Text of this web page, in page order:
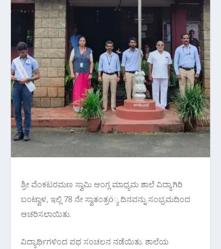
ಶ್ರೀ ವೆಂಕಟರಮಣ ಸ್ವಾಮಿ ಆಂಗ್ಲ ಮಾಧ್ಯಮ ಶಾಲೆ ವಿದ್ಯಾಗಿರಿ
ಬಂಟ್ವಾಳ, ಇಲ್ಲಿ 78 ನೇ ಸ್ವಾತಂತ್ರö್ಯ ದಿನವನ್ನು ಸಂಭ್ರಮದಿಂದ
ಆಚರಿಸಲಾಯಿತು.
ವಿದ್ಯಾರ್ಥಿಗಳಿಂದ ಪಥ ಸಂಚಲನ ನಡೆಯಿತು. ಶಾಲೆಯ